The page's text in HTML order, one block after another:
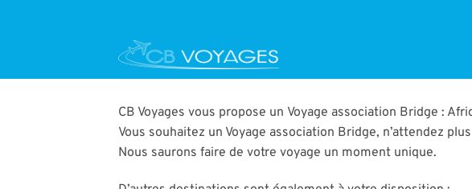
CB Voyages vous propose un Voyage association Bridge :
Vous souhaitez un Voyage association Bridge, n’attendez
Nous saurons faire de votre voyage un moment unique.